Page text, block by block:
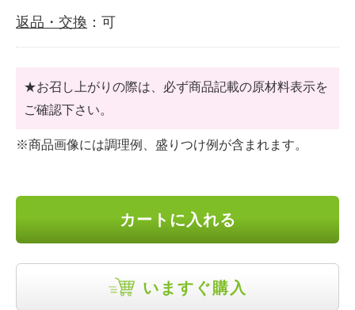
返品・交換 ：可
★お召し上がりの際は、必ず商品記載の原材料表示を
ご確認下さい。
※商品画像には調理例、盛りつけ例が含まれます。
カートに入れる
いますぐ購入